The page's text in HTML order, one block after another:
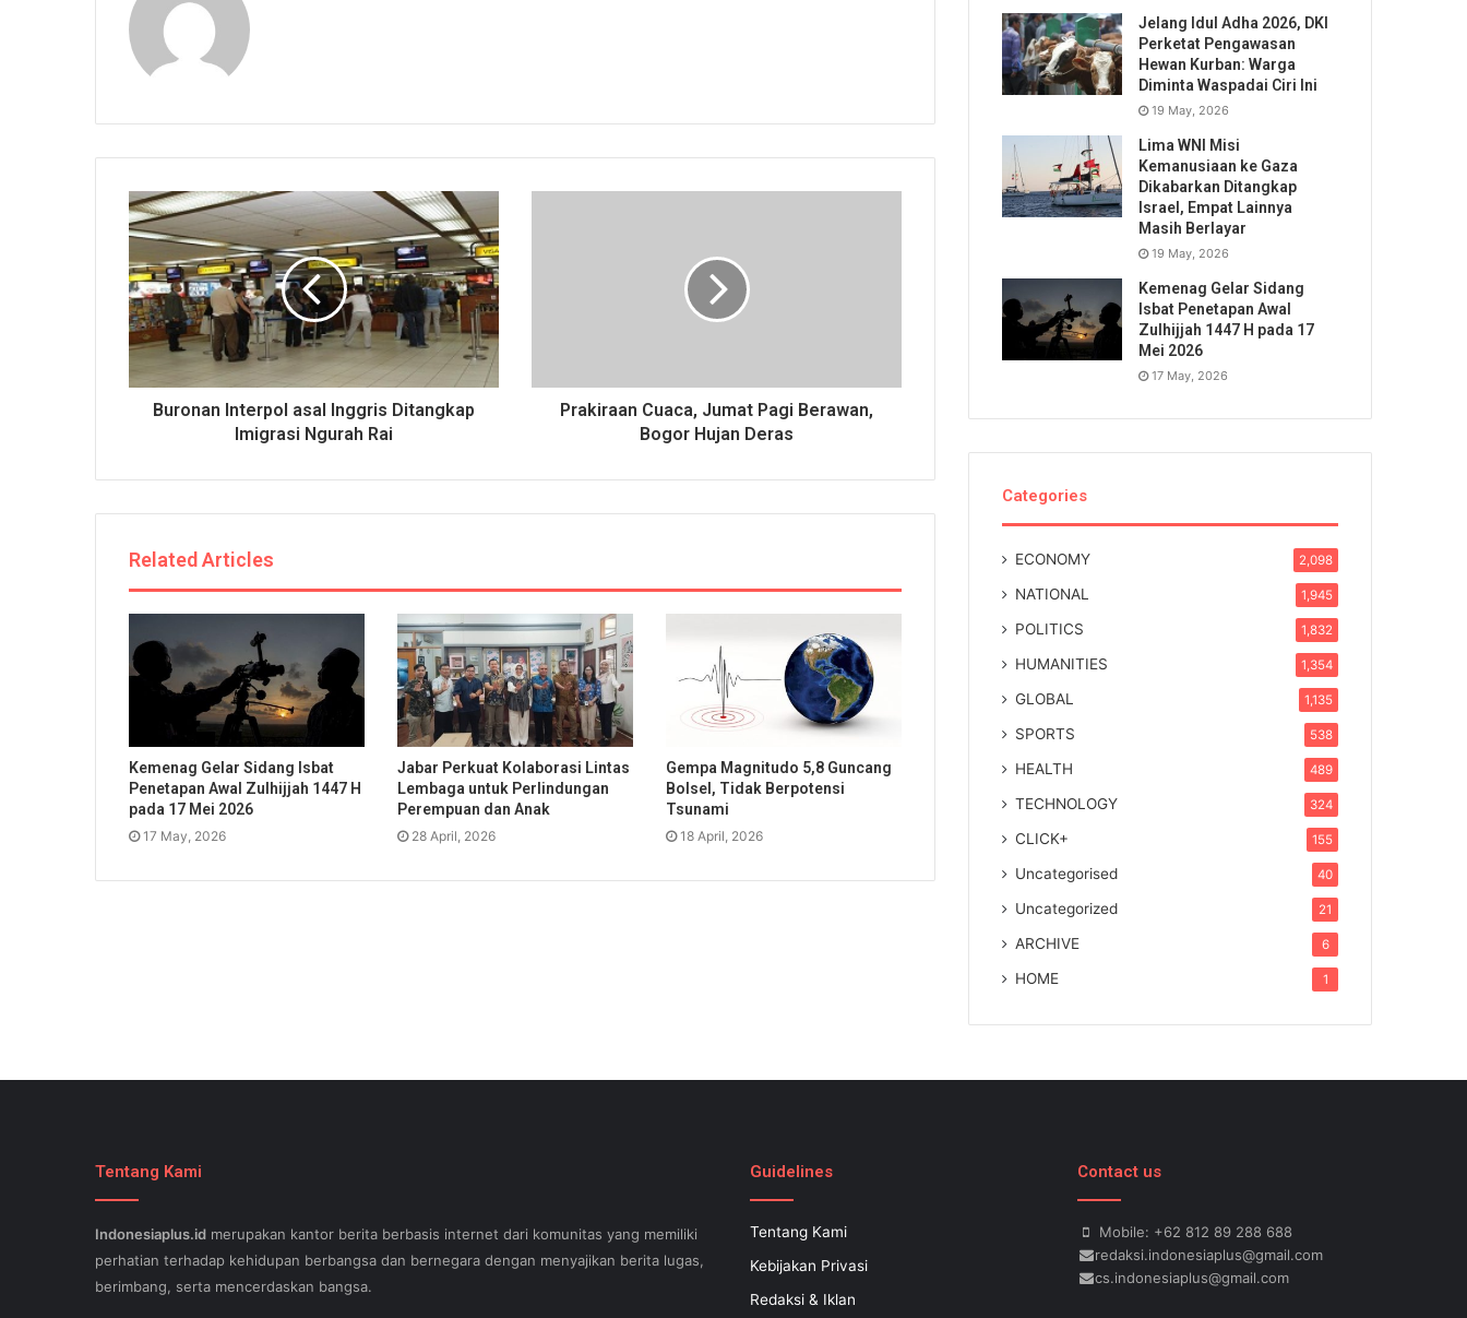
Buronan Interpol asal Inggris Ditangkap
Imigrasi Ngurah Rai
Prakiraan Cuaca, Jumat Pagi Berawan,
Bogor Hujan Deras
Related Articles
Kemenag Gelar Sidang Isbat
Penetapan Awal Zulhijjah 1447 H
pada 17 Mei 2026
17 May, 2026
Jabar Perkuat Kolaborasi Lintas
Lembaga untuk Perlindungan
Perempuan dan Anak
28 April, 2026
Gempa Magnitudo 5,8 Guncang
Bolsel, Tidak Berpotensi
Tsunami
18 April, 2026
Jelang Idul Adha 2026, DKI
Perketat Pengawasan
Hewan Kurban: Warga
Diminta Waspadai Ciri Ini
19 May, 2026
Lima WNI Misi
Kemanusiaan ke Gaza
Dikabarkan Ditangkap
Israel, Empat Lainnya
Masih Berlayar
19 May, 2026
Kemenag Gelar Sidang
Isbat Penetapan Awal
Zulhijjah 1447 H pada 17
Mei 2026
17 May, 2026
Categories
ECONOMY 2,098
NATIONAL 1,945
POLITICS 1,832
HUMANITIES 1,354
GLOBAL 1,135
SPORTS 538
HEALTH 489
TECHNOLOGY 324
CLICK+ 155
Uncategorised 40
Uncategorized 21
ARCHIVE 6
HOME 1
Tentang Kami
Indonesiaplus.id merupakan kantor berita berbasis internet dari komunitas yang memiliki
perhatian terhadap kehidupan berbangsa dan bernegara dengan menyajikan berita lugas,
berimbang, serta mencerdaskan bangsa.
Guidelines
Tentang Kami
Kebijakan Privasi
Redaksi & Iklan
Contact us
Mobile: +62 812 89 288 688
redaksi.indonesiaplus@gmail.com
cs.indonesiaplus@gmail.com